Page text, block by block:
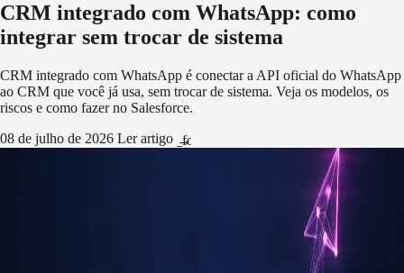
CRM integrado com WhatsApp: como
integrar sem trocar de sistema
CRM integrado com WhatsApp é conectar a API oficial do WhatsApp
ao CRM que você já usa, sem trocar de sistema. Veja os modelos, os
riscos e como fazer no Salesforce.
08 de julho de 2026 Ler artigo
arrow_forward